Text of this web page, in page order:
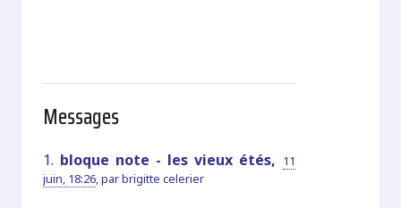
Messages
1. bloque note - les vieux étés, 11
juin, 18:26 ,parbrigitte celerier